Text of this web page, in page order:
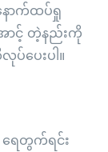
ောက်ထပ်ရှု
ောင့် တဲ့နည်းကို
ပေးပါ။
ရေတွက်ရင်း